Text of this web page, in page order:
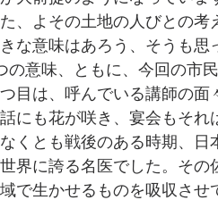
、よその土地の人びとの
な意味はあろう、そうも思
意味、ともに、今回の市
目は、呼んでいる講師の
にも花が咲き、宴会もそれ
くとも戦後のある時期、
界に誇る名医でした。そ
で生かせるものを吸収させ